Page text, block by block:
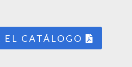
EL CATÁLOGO